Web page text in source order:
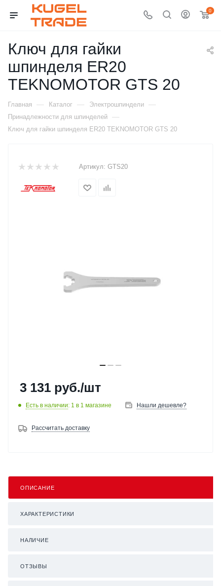
0
Ключ для гайки
шпинделя ER20
TEKNOMOTOR GTS 20
Главная — Каталог — Электрошпиндели —
Принадлежности для шпинделей —
Ключ для гайки шпинделя ER20 TEKNOMOTOR GTS 20
Артикул: GTS20
3 131 руб./шт
Есть в наличии: 1 в 1 магазине Нашли дешевле?
Рассчитать доставку
ОПИСАНИЕ
ХАРАКТЕРИСТИКИ
НАЛИЧИЕ
ОТЗЫВЫ